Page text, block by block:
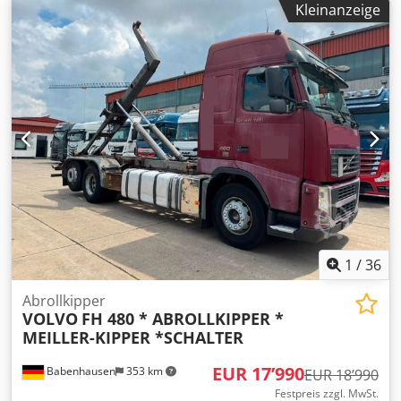
Kleinanzeige
1 /36
Babenhausen 353 km
Abrollkipper
VOLVO FH 480 * ABROLLKIPPER *
MEILLER-KIPPER *SCHALTER
EUR 17’990EUR 18’990
Festpreis zzgl. MwSt.